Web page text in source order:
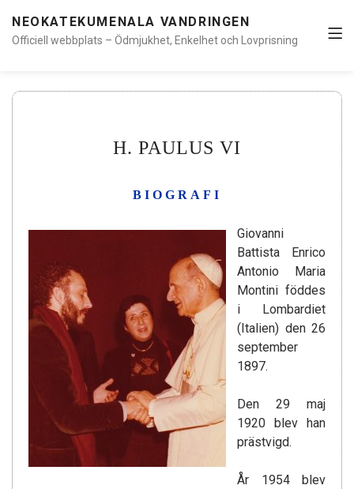
NEOKATEKUMENALA VANDRINGEN
Officiell webbplats – Ödmjukhet, Enkelhet och Lovprisning
H. PAULUS VI
BIOGRAFI
Giovanni
Battista Enrico
Antonio Maria
Montini föddes
i Lombardiet
(Italien) den 26
september
1897.
Den 29 maj
1920 blev han
prästvigd.
År 1954 blev